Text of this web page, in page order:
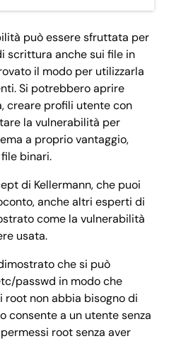
può essere sfruttata per
scrittura anche sui file in
il modo per utilizzarla
Si potrebbero aprire
creare profili utente con
la vulnerabilità per
a proprio vantaggio,
binari.
di Kellermann, che puoi
anche altri esperti di
come la vulnerabilità
usata.
che si può
passwd in modo che
root non abbia bisogno di
consente a un utente senza
root senza aver